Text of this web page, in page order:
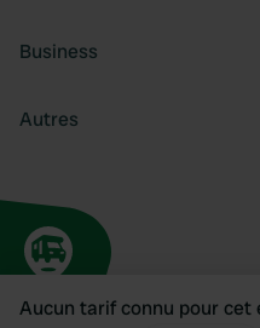
Aucun tarif connu pour cet
Business
Autres